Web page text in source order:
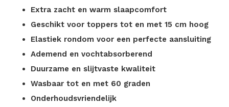
Extra zacht en warm slaapcomfort
Geschikt voor toppers tot en met 15 cm hoog
Elastiek rondom voor een perfecte aansluiting
Ademend en vochtabsorberend
Duurzame en slijtvaste kwaliteit
Wasbaar tot en met 60 graden
Onderhoudsvriendelijk